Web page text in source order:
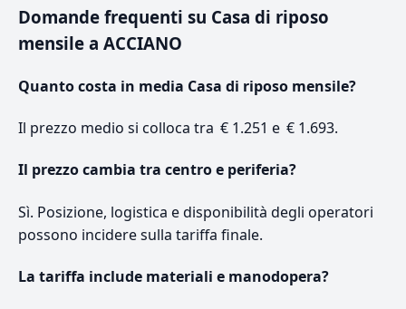
Domande frequenti su Casa di riposo
mensile a ACCIANO
Quanto costa in media Casa di riposo mensile?
Il prezzo medio si colloca tra € 1.251 e € 1.693.
Il prezzo cambia tra centro e periferia?
Sì. Posizione, logistica e disponibilità degli operatori
possono incidere sulla tariffa finale.
La tariffa include materiali e manodopera?